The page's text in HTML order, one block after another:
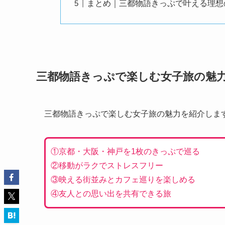
まとめ｜三都物語きっぷで叶える理
三都物語きっぷで楽しむ女子旅の魅
三都物語きっぷで楽しむ女子旅の魅力を紹介しま
①京都・大阪・神戸を1枚のきっぷで巡る
②移動がラクでストレスフリー
③映える街並みとカフェ巡りを楽しめる
④友人との思い出を共有できる旅